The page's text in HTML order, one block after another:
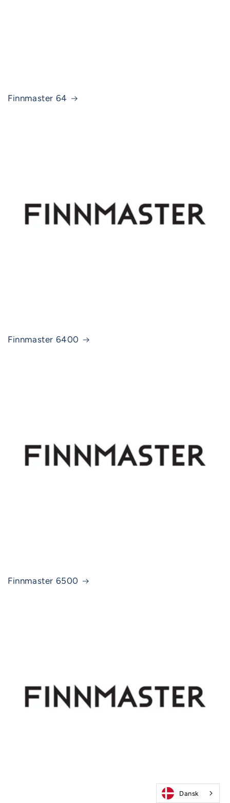
Finnmaster 64
Finnmaster 6400
Finnmaster 6500
Dansk